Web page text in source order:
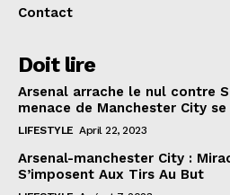
Contact
Doit lire
Arsenal arrache le nul contre
menace de Manchester City
LIFESTYLE April 22, 2023
Arsenal-manchester City :
S’imposent Aux Tirs Au But